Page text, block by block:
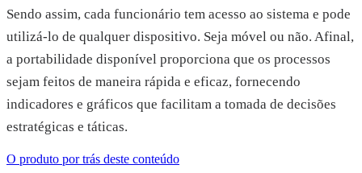
Sendo assim, cada funcionário tem acesso ao sistema e pode
utilizá-lo de qualquer dispositivo. Seja móvel ou não. Afinal,
a portabilidade disponível proporciona que os processos
sejam feitos de maneira rápida e eficaz, fornecendo
indicadores e gráficos que facilitam a tomada de decisões
estratégicas e táticas.
O produto por trás deste conteúdo